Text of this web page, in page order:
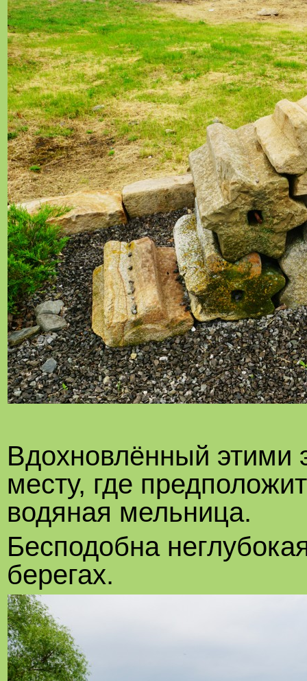
Вдохновлённый этими
месту, где
водяная мельница.
Бесподобна
берегах.